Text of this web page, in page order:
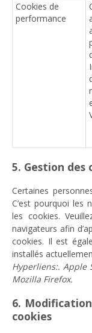
Cookies de
performance
5. Gestion
Certaines
C’est pourquoi les
les cookies.
navigateurs afin
cookies. Il est
installés
Hyperliens:. Apple
Mozilla Firefox.
6.
cookies